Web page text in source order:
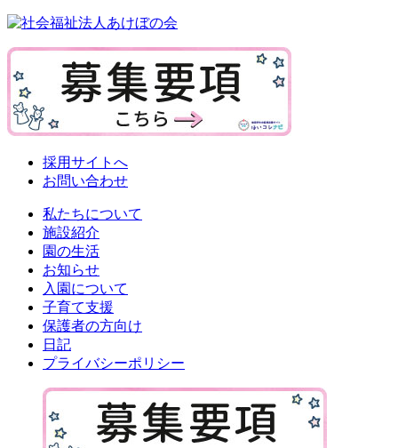
採用サイトへ
お問い合わせ
私たちについて
施設紹介
園の生活
お知らせ
入園について
子育て支援
保護者の方向け
日記
プライバシーポリシー